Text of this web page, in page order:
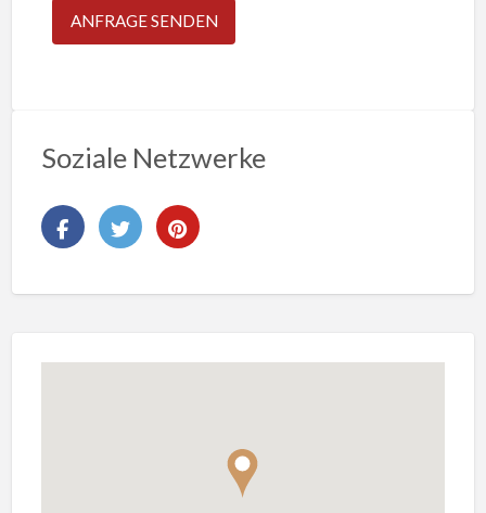
Soziale Netzwerke